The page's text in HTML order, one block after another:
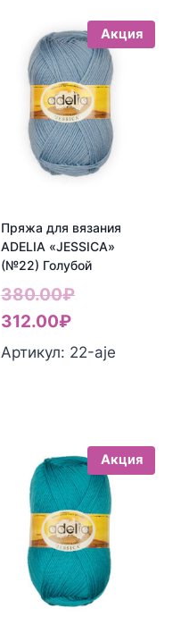
Акция
Пряжа для вязания
ADELIA «JESSICA»
(№22) Голубой
380.00₽
составляла
312.00₽Текущая
цена:
Артикул: 22-aje
Акция